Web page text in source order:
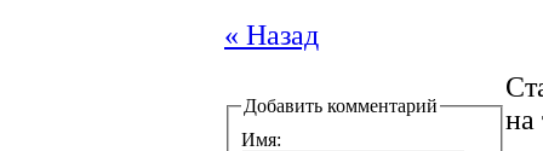
« Назад
Добавить комментарий
Имя:
на